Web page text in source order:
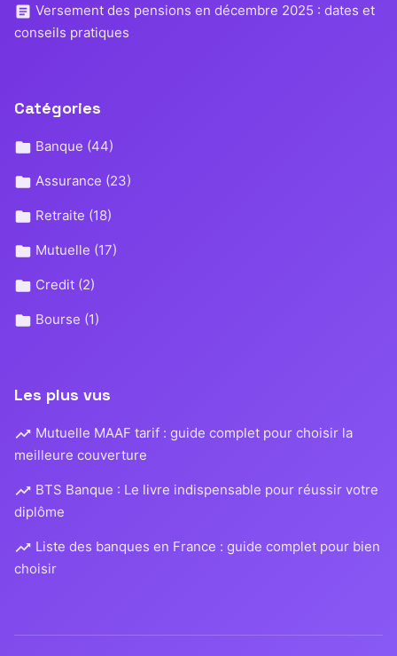
Versement des pensions en décembre 2025 : dates et
conseils pratiques
Catégories
Banque (44)
Assurance (23)
Retraite (18)
Mutuelle (17)
Credit (2)
Bourse (1)
Les plus vus
Mutuelle MAAF tarif : guide complet pour choisir la
meilleure couverture
BTS Banque : Le livre indispensable pour réussir votre
diplôme
Liste des banques en France : guide complet pour bien
choisir